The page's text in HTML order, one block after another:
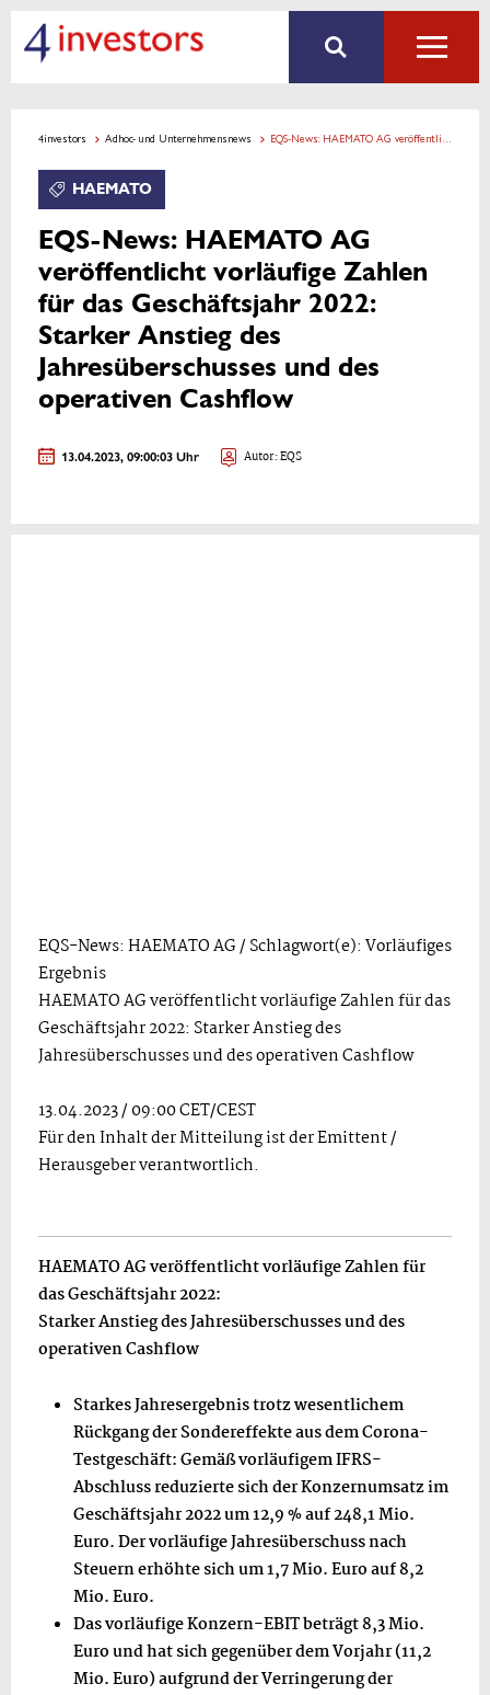
4investors Adhoc- und Unternehmensnews EQS-News: HAEMATO AG veröffentlicht vorläufige Zahlen für das Geschäftsjahr 2022: Starker Anstieg des Jahresüberschusses und des operativen Cashflow
HAEMATO
EQS-News: HAEMATO AG
veröffentlicht vorläufige Zahlen
für das Geschäftsjahr 2022:
Starker Anstieg des
Jahresüberschusses und des
operativen Cashflow
13.04.2023, 09:00:03 Uhr Autor: EQS
EQS-News: HAEMATO AG / Schlagwort(e): Vorläufiges
Ergebnis
HAEMATO AG veröffentlicht vorläufige Zahlen für das
Geschäftsjahr 2022: Starker Anstieg des
Jahresüberschusses und des operativen Cashflow
13.04.2023 / 09:00 CET/CEST
Für den Inhalt der Mitteilung ist der Emittent /
Herausgeber verantwortlich.
HAEMATO AG veröffentlicht vorläufige Zahlen für
das Geschäftsjahr 2022:
Starker Anstieg des Jahresüberschusses und des
operativen Cashflow
Starkes Jahresergebnis trotz wesentlichem
Rückgang der Sondereffekte aus dem Corona-
Testgeschäft: Gemäß vorläufigem IFRS-
Abschluss reduzierte sich der Konzernumsatz im
Geschäftsjahr 2022 um 12,9 % auf 248,1 Mio.
Euro. Der vorläufige Jahresüberschuss nach
Steuern erhöhte sich um 1,7 Mio. Euro auf 8,2
Mio. Euro.
Das vorläufige Konzern-EBIT beträgt 8,3 Mio.
Euro und hat sich gegenüber dem Vorjahr (11,2
Mio. Euro) aufgrund der Verringerung der